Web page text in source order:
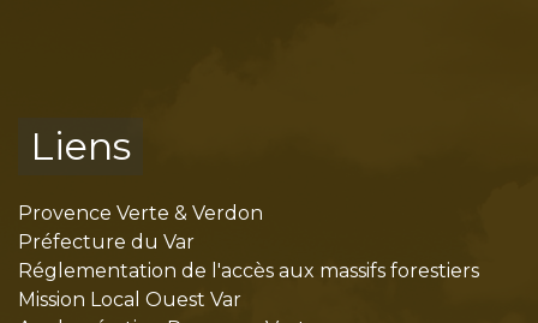
Liens
Provence Verte & Verdon
Préfecture du Var
Réglementation de l'accès aux massifs forestiers
Mission Local Ouest Var